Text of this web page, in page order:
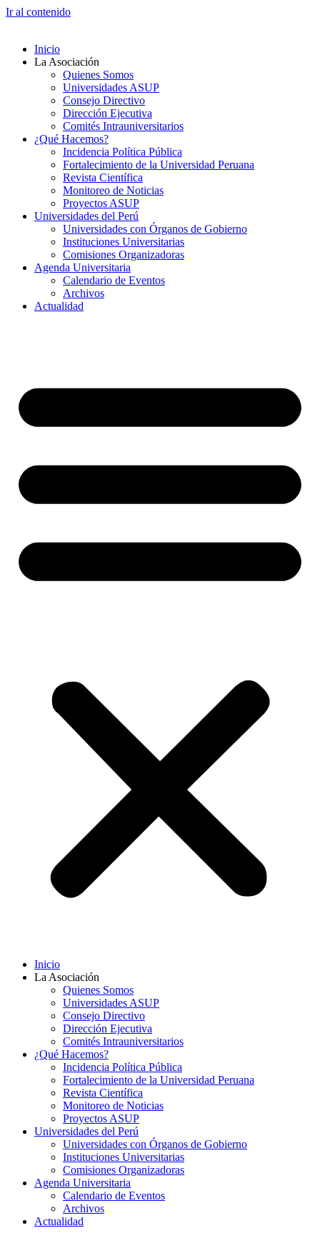
Ir al contenido
Inicio
La Asociación
Quienes Somos
Universidades ASUP
Consejo Directivo
Dirección Ejecutiva
Comités Intrauniversitarios
¿Qué Hacemos?
Incidencia Política Pública
Fortalecimiento de la Universidad Peruana
Revista Científica
Monitoreo de Noticias
Proyectos ASUP
Universidades del Perú
Universidades con Órganos de Gobierno
Instituciones Universitarias
Comisiones Organizadoras
Agenda Universitaria
Calendario de Eventos
Archivos
Actualidad
Inicio
La Asociación
Quienes Somos
Universidades ASUP
Consejo Directivo
Dirección Ejecutiva
Comités Intrauniversitarios
¿Qué Hacemos?
Incidencia Política Pública
Fortalecimiento de la Universidad Peruana
Revista Científica
Monitoreo de Noticias
Proyectos ASUP
Universidades del Perú
Universidades con Órganos de Gobierno
Instituciones Universitarias
Comisiones Organizadoras
Agenda Universitaria
Calendario de Eventos
Archivos
Actualidad